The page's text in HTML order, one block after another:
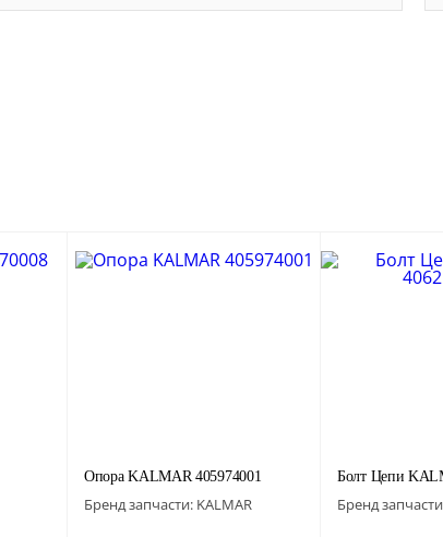
Опора KALMAR 405974001
Бренд запчасти: KALMAR
Болт Цепи
Бренд